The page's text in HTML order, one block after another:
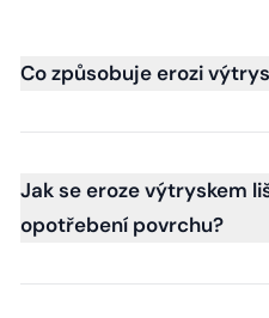
Co způsobuje erozi
Jak se eroze výtryskem
opotřebení povrchu?